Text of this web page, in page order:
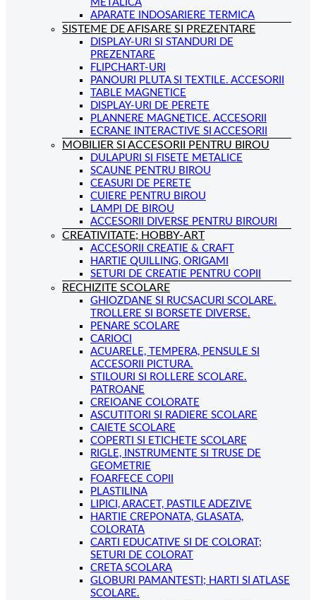
METALICA
APARATE INDOSARIERE TERMICA
SISTEME DE AFISARE SI PREZENTARE
DISPLAY-URI SI STANDURI DE
PREZENTARE
FLIPCHART-URI
PANOURI PLUTA SI TEXTILE. ACCESORII
TABLE MAGNETICE
DISPLAY-URI DE PERETE
PLANNERE MAGNETICE. ACCESORII
ECRANE INTERACTIVE SI ACCESORII
MOBILIER SI ACCESORII PENTRU BIROU
DULAPURI SI FISETE METALICE
SCAUNE PENTRU BIROU
CEASURI DE PERETE
CUIERE PENTRU BIROU
LAMPI DE BIROU
ACCESORII DIVERSE PENTRU BIROURI
CREATIVITATE; HOBBY-ART
ACCESORII CREATIE & CRAFT
HARTIE QUILLING, ORIGAMI
SETURI DE CREATIE PENTRU COPII
RECHIZITE SCOLARE
GHIOZDANE SI RUCSACURI SCOLARE.
TROLLERE SI BORSETE DIVERSE.
PENARE SCOLARE
CARIOCI
ACUARELE, TEMPERA, PENSULE SI
ACCESORII PICTURA.
STILOURI SI ROLLERE SCOLARE.
PATROANE
CREIOANE COLORATE
ASCUTITORI SI RADIERE SCOLARE
CAIETE SCOLARE
COPERTI SI ETICHETE SCOLARE
RIGLE, INSTRUMENTE SI TRUSE DE
GEOMETRIE
FOARFECE COPII
PLASTILINA
LIPICI, ARACET, PASTILE ADEZIVE
HARTIE CREPONATA, GLASATA,
COLORATA
CARTI EDUCATIVE SI DE COLORAT;
SETURI DE COLORAT
CRETA SCOLARA
GLOBURI PAMANTESTI; HARTI SI ATLASE
SCOLARE.